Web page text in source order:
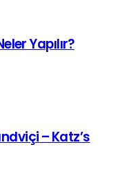
Yapılır?
– Katz’s